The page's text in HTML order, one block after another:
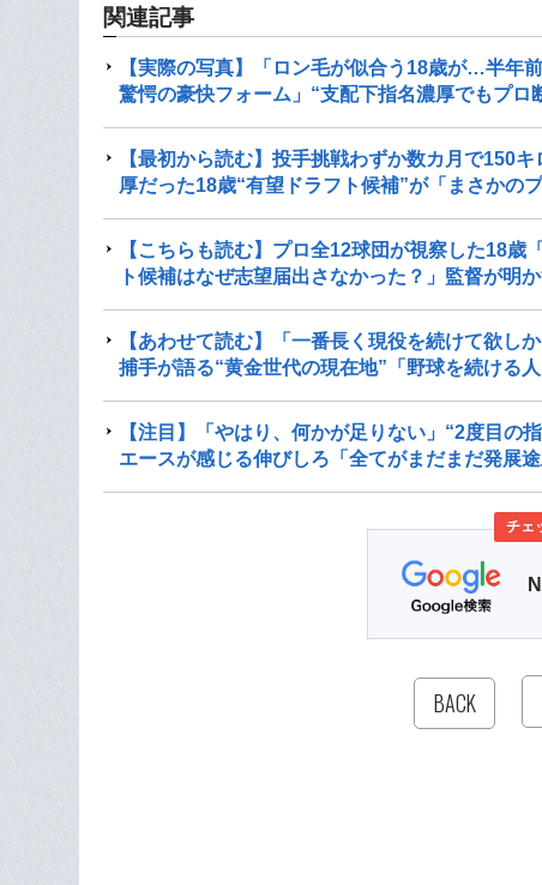
関連記事
【実際の写真】「ロン毛が似合う18歳が…半年
驚愕の豪快フォーム」“支配下指名濃厚でもプ
【最初から読む】投手挑戦わずか数カ月で150
厚だった18歳“有望ドラフト候補”が「まさかの
【こちらも読む】プロ全12球団が視察した18
ト候補はなぜ志望届出さなかった？」監督が明
【あわせて読む】「一番長く現役を続けて欲
捕手が語る“黄金世代の現在地”「野球を続ける
【注目】「やはり、何かが足りない」“2度目
エースが感じる伸びしろ「全てがまだまだ発展途
チェ
BACK